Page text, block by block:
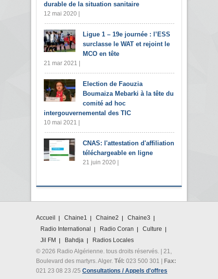
durable de la situation sanitaire
12 mai 2020 |
Ligue 1 – 19e journée : l’ESS
surclasse le WAT et rejoint le
MCO en tête
21 mar 2021 |
Election de Faouzia
Boumaiza Mebarki à la tête du
comité ad hoc
intergouvernemental des TIC
10 mai 2021 |
CNAS: l'attestation d'affiliation
téléchargeable en ligne
21 juin 2020 |
Accueil Chaine1 Chaine2
Chaine3
Radio International
Radio Coran
Culture
Jil FM
Bahdja
Radios Locales
© 2026 Radio Algérienne. tous droits réservés. | 21,
Boulevard des martyrs. Alger. Tél: 023 500 301 |
Fax:
021 23 08 23 /25 Consultations / Appels d'offres